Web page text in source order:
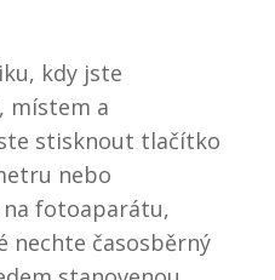
kdy jste
místem a
stisknout tlačítko
nebo
fotoaparátu,
nechte časosběrný